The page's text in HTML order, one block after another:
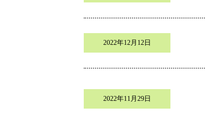
2022年12月12日
2022年11月29日